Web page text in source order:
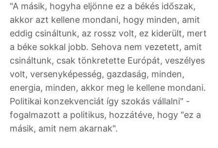
"A másik, hogyha eljönne ez a békés időszak,
akkor azt kellene mondani, hogy minden, amit
eddig csináltunk, az rossz volt, ez kiderült, mert
a béke sokkal jobb. Sehova nem vezetett, amit
csináltunk, csak tönkretette Európát, veszélyes
volt, versenyképesség, gazdaság, minden,
energia, minden, akkor meg le kellene mondani.
Politikai konzekvenciát így szokás vállalni" -
fogalmazott a politikus, hozzátéve, hogy "ez a
másik, amit nem akarnak".